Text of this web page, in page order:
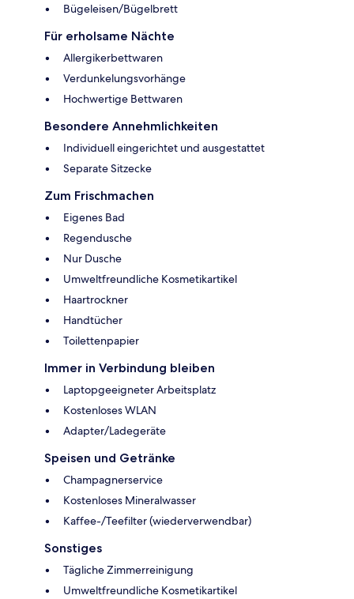
Bügeleisen/Bügelbrett
Für erholsame Nächte
Allergikerbettwaren
Verdunkelungsvorhänge
Hochwertige Bettwaren
Besondere Annehmlichkeiten
Individuell eingerichtet und ausgestattet
Separate Sitzecke
Zum Frischmachen
Eigenes Bad
Regendusche
Nur Dusche
Umweltfreundliche Kosmetikartikel
Haartrockner
Handtücher
Toilettenpapier
Immer in Verbindung bleiben
Laptopgeeigneter Arbeitsplatz
Kostenloses WLAN
Adapter/Ladegeräte
Speisen und Getränke
Champagnerservice
Kostenloses Mineralwasser
Kaffee-/Teefilter (wiederverwendbar)
Sonstiges
Tägliche Zimmerreinigung
Umweltfreundliche Kosmetikartikel